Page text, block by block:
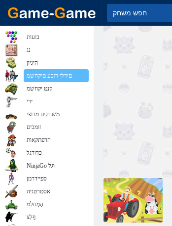
בועות
נג
היגיון
םידלי רובע םיקחשמ
קנט יקחשמ
ירי
משחקים מרוצי
זומבים
הרפתקאות
כדורגל
NinjaGo וגל
ספיידרמן
אסטרטגיה
הָמָחלִמ
ףָלַצ